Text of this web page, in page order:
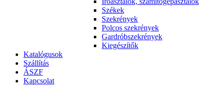
Székek
Szekrények
Polcos szekrények
Gardróbszekrények
Kiegészítők
Katalógusok
Szállítás
ÁSZF
Kapcsolat